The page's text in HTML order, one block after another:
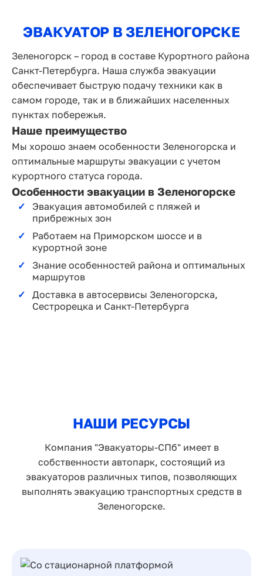
ЭВАКУАТОР В ЗЕЛЕНОГОРСКЕ
Зеленогорск – город в составе Курортного района
Санкт-Петербурга. Наша служба эвакуации
обеспечивает быструю подачу техники как в
самом городе, так и в ближайших населенных
пунктах побережья.
Наше преимущество
Мы хорошо знаем особенности Зеленогорска и
оптимальные маршруты эвакуации с учетом
курортного статуса города.
Особенности эвакуации в Зеленогорске
Эвакуация автомобилей с пляжей и
прибрежных зон
Работаем на Приморском шоссе и в
курортной зоне
Знание особенностей района и оптимальных
маршрутов
Доставка в автосервисы Зеленогорска,
Сестрорецка и Санкт-Петербурга
НАШИ РЕСУРСЫ
Компания "Эвакуаторы-СПб" имеет в
собственности автопарк, состоящий из
эвакуаторов различных типов, позволяющих
выполнять эвакуацию транспортных средств в
Зеленогорске.